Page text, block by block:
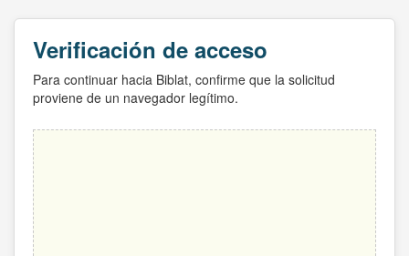
Verificación de acceso
Para continuar hacia Biblat, confirme que la solicitud
proviene de un navegador legítimo.